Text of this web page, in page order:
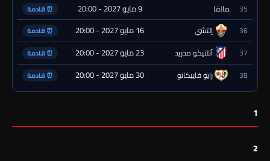
35 مالقا 9 مايو 2027 - 20:00 ⏰ قادمة
36 إلتشي 16 مايو 2027 - 20:00 ⏰ قادمة
37 أتلتيكو مدريد 23 مايو 2027 - 20:00 ⏰ قادمة
38 رايو فاييكانو 30 مايو 2027 - 20:00 ⏰ قادمة
1
2